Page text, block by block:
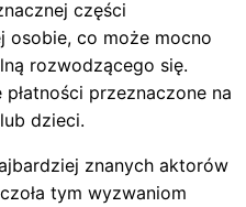
części
osobie, co może mocno
rozwodzącego się.
przeznaczone na
dzieci.
znanych aktorów
tym wyzwaniom